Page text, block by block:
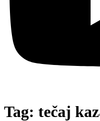
Tag: tečaj